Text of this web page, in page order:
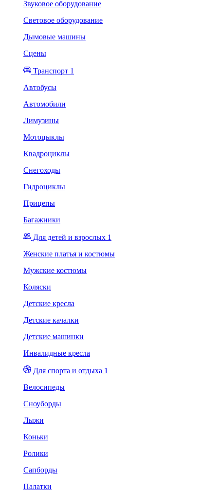
Звуковое оборудование
Световое оборудование
Дымовые машины
Сцены
Транспорт 1
Автобусы
Автомобили
Лимузины
Мотоцыклы
Квадроциклы
Снегоходы
Гидроциклы
Прицепы
Багажники
Для детей и взрослых 1
Женские платья и костюмы
Мужские костюмы
Коляски
Детские кресла
Детские качалки
Детские машинки
Инвалидные кресла
Для спорта и отдыха 1
Велосипеды
Сноуборды
Лыжи
Коньки
Ролики
Сапборды
Палатки